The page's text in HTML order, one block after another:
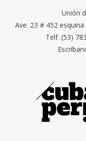
Unión
Ave. 23 # 452
Telf. (53)